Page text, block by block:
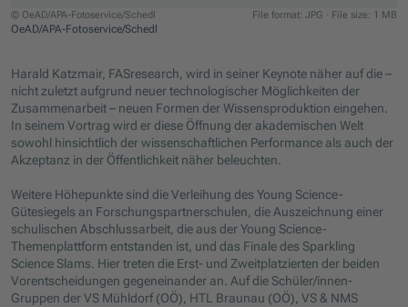
© OeAD/APA-Fotoservice/Schedl File format: JPG · File size: 1 MB
OeAD/APA-Fotoservice/Schedl
Harald Katzmair, FASresearch, wird in seiner Keynote näher auf die –
nicht zuletzt aufgrund neuer technologischer Möglichkeiten der
Zusammenarbeit – neuen Formen der Wissensproduktion eingehen.
In seinem Vortrag wird er diese Öffnung der akademischen Welt
sowohl hinsichtlich der wissenschaftlichen Performance als auch der
Akzeptanz in der Öffentlichkeit näher beleuchten.
Weitere Höhepunkte sind die Verleihung des Young Science-
Gütesiegels an Forschungspartnerschulen, die Auszeichnung einer
schulischen Abschlussarbeit, die aus der Young Science-
Themenplattform entstanden ist, und das Finale des Sparkling
Science Slams. Hier treten die Erst- und Zweitplatzierten der beiden
Vorentscheidungen gegeneinander an. Auf die Schüler/innen-
Gruppen der VS Mühldorf (OÖ), HTL Braunau (OÖ), VS & NMS